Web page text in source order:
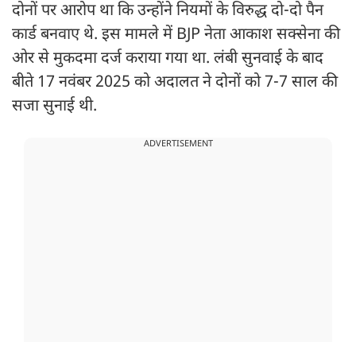
दोनों पर आरोप था कि उन्होंने नियमों के विरुद्ध दो-दो पैन
कार्ड बनवाए थे. इस मामले में BJP नेता आकाश सक्सेना की
ओर से मुकदमा दर्ज कराया गया था. लंबी सुनवाई के बाद
बीते 17 नवंबर 2025 को अदालत ने दोनों को 7-7 साल की
सजा सुनाई थी.
ADVERTISEMENT